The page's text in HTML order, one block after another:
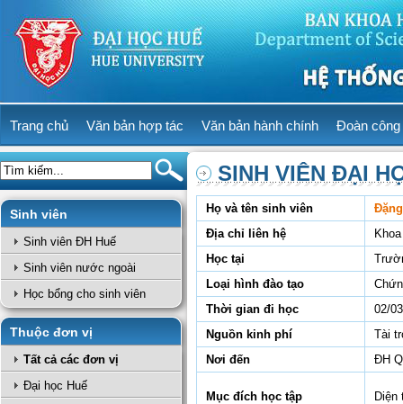
Trang chủ Văn bản hợp tác Văn bản hành chính Đoàn công
Sinh viên
Sinh viên ĐH Huế
Sinh viên nước ngoài
Học bổng cho sinh viên
Thuộc đơn vị
Tất cả các đơn vị
Đại học Huế
SINH VIÊN ĐẠI
Họ và tên sinh viên
Địa chỉ liên hệ
Học tại
Loại hình đào tạo
Thời gian đi học
02/
Nguồn kinh phí
Tài
Nơi đến
ĐH
Mục đích học tập Diện